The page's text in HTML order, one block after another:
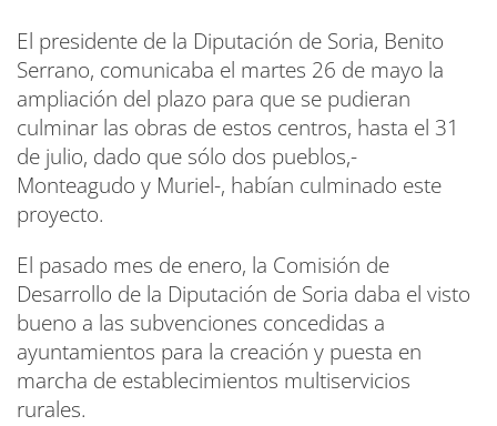
El presidente de la Diputación de Soria, Benito
Serrano, comunicaba el martes 26 de mayo la
ampliación del plazo para que se pudieran
culminar las obras de estos centros, hasta el 31
de julio, dado que sólo dos pueblos,-
Monteagudo y Muriel-, habían culminado este
proyecto.
El pasado mes de enero, la Comisión de
Desarrollo de la Diputación de Soria daba el visto
bueno a las subvenciones concedidas a
ayuntamientos para la creación y puesta en
marcha de establecimientos multiservicios
rurales.